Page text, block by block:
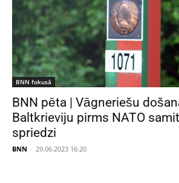
BNN fokusā
BNN pēta | Vāgneriešu
Baltkrieviju pirms NATO
spriedzi
BNN - 29.06.2023 16:20